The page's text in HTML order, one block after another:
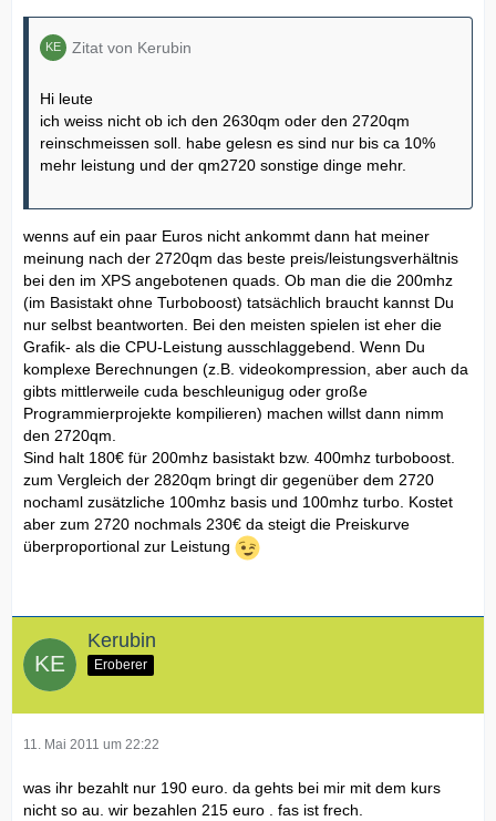
Zitat von Kerubin
Hi leute
ich weiss nicht ob ich den 2630qm oder den 2720qm
reinschmeissen soll. habe gelesn es sind nur bis ca 10%
mehr leistung und der qm2720 sonstige dinge mehr.
wenns auf ein paar Euros nicht ankommt dann hat meiner
meinung nach der 2720qm das beste preis/leistungsverhältnis
bei den im XPS angebotenen quads. Ob man die die 200mhz
(im Basistakt ohne Turboboost) tatsächlich braucht kannst Du
nur selbst beantworten. Bei den meisten spielen ist eher die
Grafik- als die CPU-Leistung ausschlaggebend. Wenn Du
komplexe Berechnungen (z.B. videokompression, aber auch da
gibts mittlerweile cuda beschleunigug oder große
Programmierprojekte kompilieren) machen willst dann nimm
den 2720qm.
Sind halt 180€ für 200mhz basistakt bzw. 400mhz turboboost.
zum Vergleich der 2820qm bringt dir gegenüber dem 2720
nochaml zusätzliche 100mhz basis und 100mhz turbo. Kostet
aber zum 2720 nochmals 230€ da steigt die Preiskurve
überproportional zur Leistung
Kerubin
Eroberer
11. Mai 2011 um 22:22
was ihr bezahlt nur 190 euro. da gehts bei mir mit dem kurs
nicht so au. wir bezahlen 215 euro . fas ist frech.